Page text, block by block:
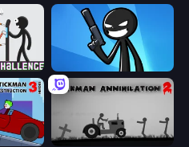
Ragdoll Throw Challenge
Stickman Destruction 3 Heroes Stickman Annihilation 2